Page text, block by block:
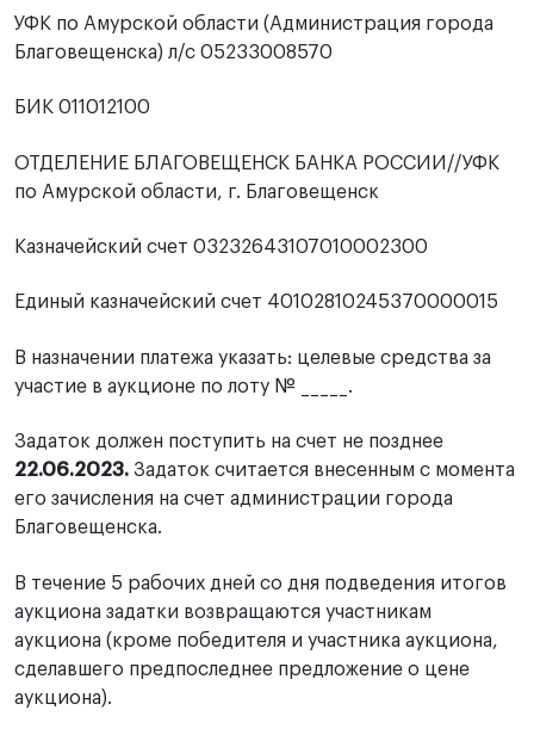
УФК по Амурской области (Администрация города
Благовещенска) л/с 05233008570
БИК 011012100
ОТДЕЛЕНИЕ БЛАГОВЕЩЕНСК БАНКА РОССИИ//УФК
по Амурской области, г. Благовещенск
Казначейский счет 03232643107010002300
Единый казначейский счет 40102810245370000015
В назначении платежа указать: целевые средства за
участие в аукционе по лоту № _____.
Задаток должен поступить на счет не позднее
22.06.2023. Задаток считается внесенным с момента
его зачисления на счет администрации города
Благовещенска.
В течение 5 рабочих дней со дня подведения итогов
аукциона задатки возвращаются участникам
аукциона (кроме победителя и участника аукциона,
сделавшего предпоследнее предложение о цене
аукциона).